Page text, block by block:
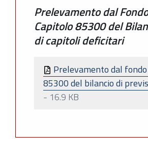
Prelevamento dal
Capitolo 85300 del
di capitoli deficitari
Prelevamento dal
85300 del bilancio di
- 16.9 KB